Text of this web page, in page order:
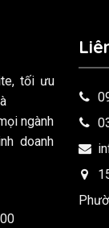
tối ưu
ngành
doanh